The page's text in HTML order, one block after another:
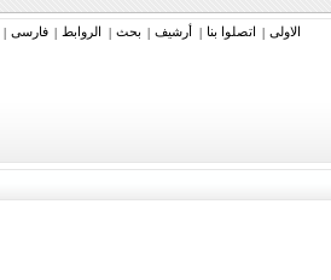
الاولی | اتصلوا بنا | أرشیف | بحث | الروابط | فارسی |